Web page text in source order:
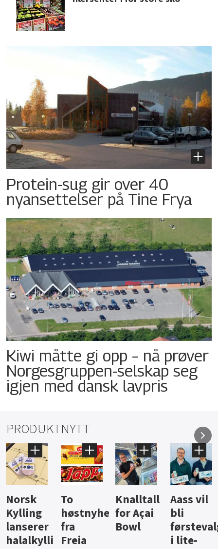
Protein-sug gir over 40
nyansettelser på Tine Frya
Kiwi måtte gi opp – nå prøver
Norgesgruppen-selskap seg
igjen med dansk lavpris
PRODUKTNYTT
Knalltall
for Açai
Bowl
Aass vil
bli
førstevalg
i lite-
Brus og
jus fra
Berentsen
Hard
iste fra
Hansa